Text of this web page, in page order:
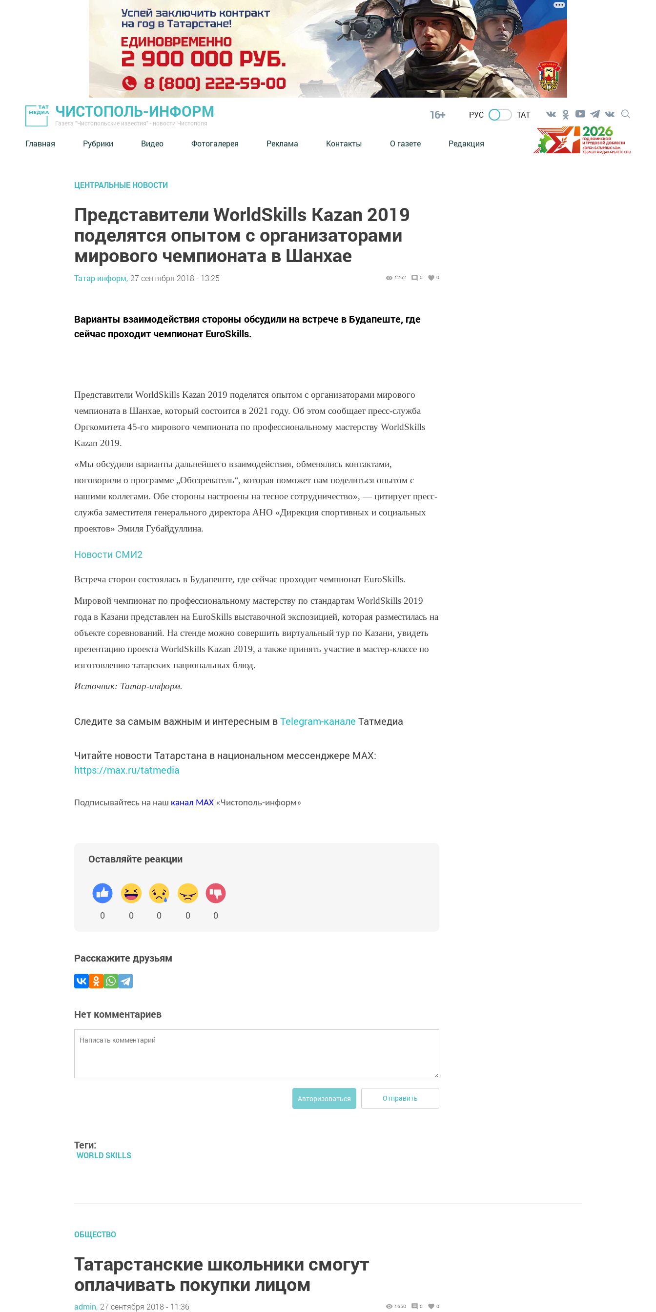
ЧИСТОПОЛЬ-ИНФОРМ
Газета "Чистопольские известия" - новости Чистополя
16+ РУС ТАТ
Главная Рубрики Видео Фотогалерея Реклама Контакты О газете Редакция
ЦЕНТРАЛЬНЫЕ НОВОСТИ
Представители WorldSkills Kazan 2019
поделятся опытом с организаторами
мирового чемпионата в Шанхае
Татар-информ, 27 сентября 2018 - 13:25 1262 0 0
Варианты взаимодействия стороны обсудили на встрече в Будапеште, где
сейчас проходит чемпионат EuroSkills.
Представители WorldSkills Kazan 2019 поделятся опытом с организаторами мирового
чемпионата в Шанхае, который состоится в 2021 году. Об этом сообщает пресс-служба
Оргкомитета 45-го мирового чемпионата по профессиональному мастерству WorldSkills
Kazan 2019.
«Мы обсудили варианты дальнейшего взаимодействия, обменялись контактами,
поговорили о программе „Обозреватель“, которая поможет нам поделиться опытом с
нашими коллегами. Обе стороны настроены на тесное сотрудничество», — цитирует пресс-
служба заместителя генерального директора АНО «Дирекция спортивных и социальных
проектов» Эмиля Губайдуллина.
Новости СМИ2
Встреча сторон состоялась в Будапеште, где сейчас проходит чемпионат EuroSkills.
Мировой чемпионат по профессиональному мастерству по стандартам WorldSkills 2019
года в Казани представлен на EuroSkills выставочной экспозицией, которая разместилась на
объекте соревнований. На стенде можно совершить виртуальный тур по Казани, увидеть
презентацию проекта WorldSkills Kazan 2019, а также принять участие в мастер-классе по
изготовлению татарских национальных блюд.
Источник: Татар-информ.
Следите за самым важным и интересным вTelegram-канале Татмедиа
Читайте новости Татарстана в национальном мессенджере MАХ:
https://max.ru/tatmedia
Подписывайтесь на наш канал MAX «Чистополь-информ»
Оставляйте реакции
0 0 0 0 0
Расскажите друзьям
Нет комментариев
Авторизоваться Отправить
Теги:
WORLD SKILLS
ОБЩЕСТВО
Татарстанские школьники смогут
оплачивать покупки лицом
admin, 27 сентября 2018 - 11:36 1650 0 0